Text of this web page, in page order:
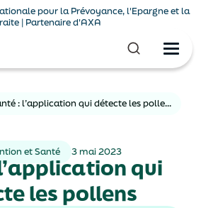
pour la Prévoyance, l'Epargne et la
| Partenaire d'AXA
Santé : l’application qui détecte les pollens
et Santé 3 mai 2023
qui
les pollens